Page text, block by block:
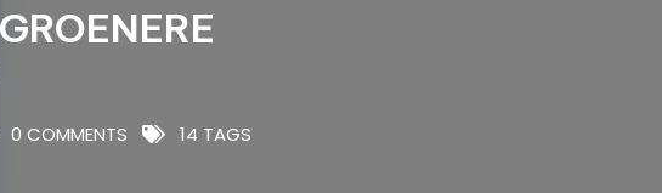
0 COMMENTS 14 TAGS